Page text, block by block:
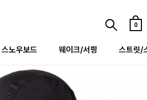
0
스노우보드 웨이크/서핑 스트릿/